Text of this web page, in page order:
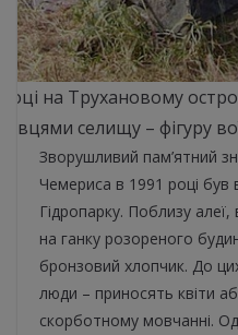
на Трухановому
селищу – фігуру
Зворушливий пам’ятний
Чемериса в 1991 році був
Гідропарку. Поблизу
на ганку розореного
бронзовий хлопчик. До
люди – приносять квіти
скорботному мовчанні.